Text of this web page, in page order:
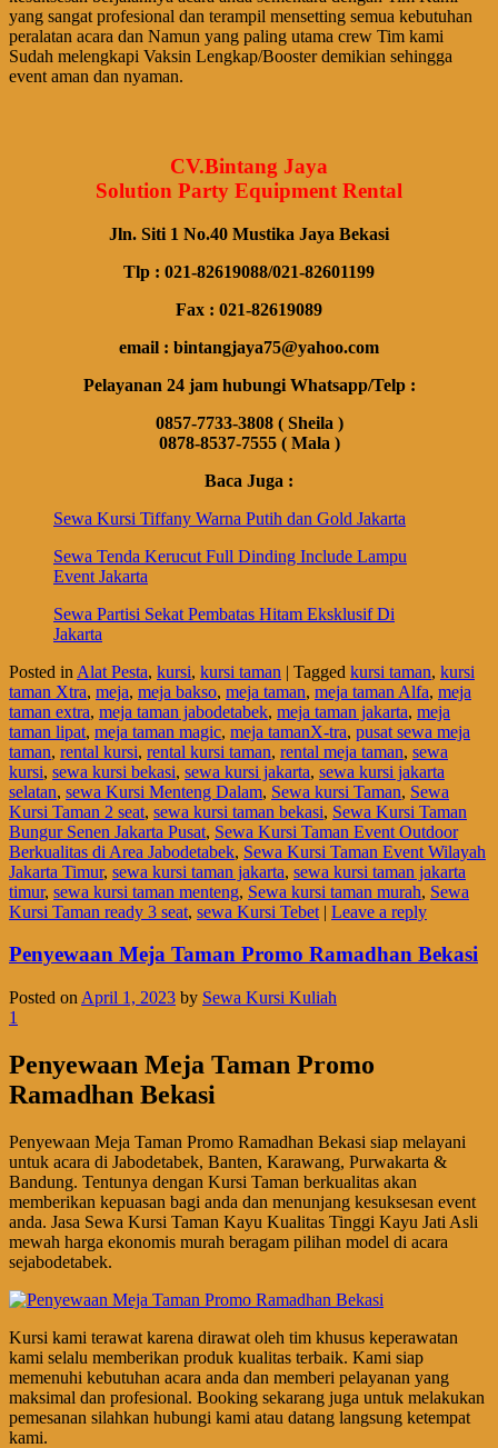
yang sangat profesional dan terampil mensetting semua kebutuhan
peralatan acara dan Namun yang paling utama crew Tim kami
Sudah melengkapi Vaksin Lengkap/Booster demikian sehingga
event aman dan nyaman.
CV.Bintang Jaya
Solution Party Equipment Rental
Jln. Siti 1 No.40 Mustika Jaya Bekasi
Tlp : 021-82619088/021-82601199
Fax : 021-82619089
email : bintangjaya75@yahoo.com
Pelayanan 24 jam hubungi Whatsapp/Telp :
0857-7733-3808 ( Sheila )
0878-8537-7555 ( Mala )
Baca Juga :
Sewa Kursi Tiffany Warna Putih dan Gold Jakarta
Sewa Tenda Kerucut Full Dinding Include Lampu
Event Jakarta
Sewa Partisi Sekat Pembatas Hitam Eksklusif Di
Jakarta
Posted in Alat Pesta, kursi, kursi taman | Tagged kursi taman, kursi
taman Xtra, meja, meja bakso, meja taman, meja taman Alfa, meja
taman extra, meja taman jabodetabek, meja taman jakarta, meja
taman lipat, meja taman magic, meja tamanX-tra, pusat sewa meja
taman, rental kursi, rental kursi taman, rental meja taman, sewa
kursi, sewa kursi bekasi, sewa kursi jakarta, sewa kursi jakarta
selatan, sewa Kursi Menteng Dalam, Sewa kursi Taman, Sewa
Kursi Taman 2 seat, sewa kursi taman bekasi, Sewa Kursi Taman
Bungur Senen Jakarta Pusat, Sewa Kursi Taman Event Outdoor
Berkualitas di Area Jabodetabek, Sewa Kursi Taman Event Wilayah
Jakarta Timur, sewa kursi taman jakarta, sewa kursi taman jakarta
timur, sewa kursi taman menteng, Sewa kursi taman murah, Sewa
Kursi Taman ready 3 seat, sewa Kursi Tebet | Leave a reply
Penyewaan Meja Taman Promo Ramadhan Bekasi
Posted on April 1, 2023 by Sewa Kursi Kuliah
1
Penyewaan Meja Taman Promo
Ramadhan Bekasi
Penyewaan Meja Taman Promo Ramadhan Bekasi siap melayani
untuk acara di Jabodetabek, Banten, Karawang, Purwakarta &
Bandung. Tentunya dengan Kursi Taman berkualitas akan
memberikan kepuasan bagi anda dan menunjang kesuksesan event
anda. Jasa Sewa Kursi Taman Kayu Kualitas Tinggi Kayu Jati Asli
mewah harga ekonomis murah beragam pilihan model di acara
sejabodetabek.
Kursi kami terawat karena dirawat oleh tim khusus keperawatan
kami selalu memberikan produk kualitas terbaik. Kami siap
memenuhi kebutuhan acara anda dan memberi pelayanan yang
maksimal dan profesional. Booking sekarang juga untuk melakukan
pemesanan silahkan hubungi kami atau datang langsung ketempat
kami.